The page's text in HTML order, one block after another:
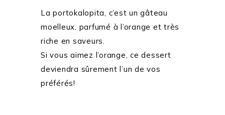
La portokalopita, c’est un gâteau
moelleux, parfumé à l’orange et très
riche en saveurs.
Si vous aimez l’orange, ce dessert
deviendra sûrement l’un de vos
préférés!